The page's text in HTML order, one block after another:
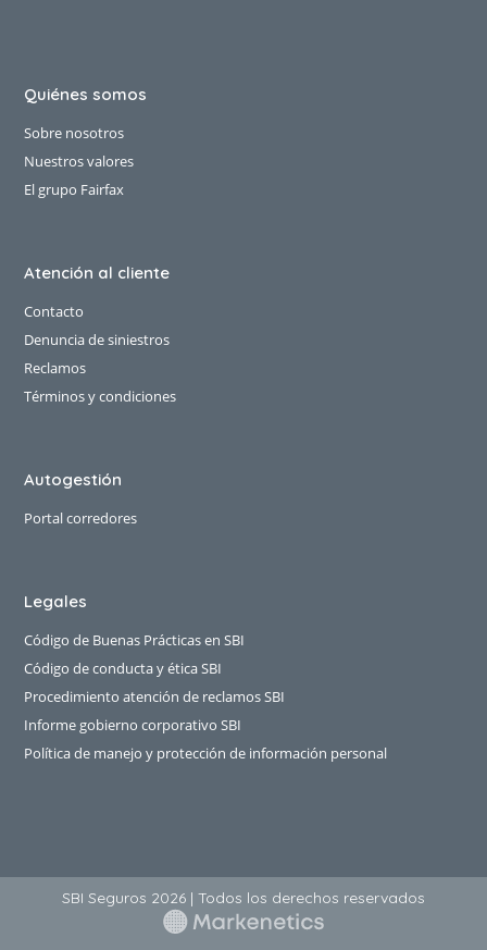
Quiénes somos
Sobre nosotros
Nuestros valores
El grupo Fairfax
Atención al cliente
Contacto
Denuncia de siniestros
Reclamos
Términos y condiciones
Autogestión
Portal corredores
Legales
Código de Buenas Prácticas en SBI
Código de conducta y ética SBI
Procedimiento atención de reclamos SBI
Informe gobierno corporativo SBI
Política de manejo y protección de información personal
SBI Seguros 2026 | Todos los derechos reservados